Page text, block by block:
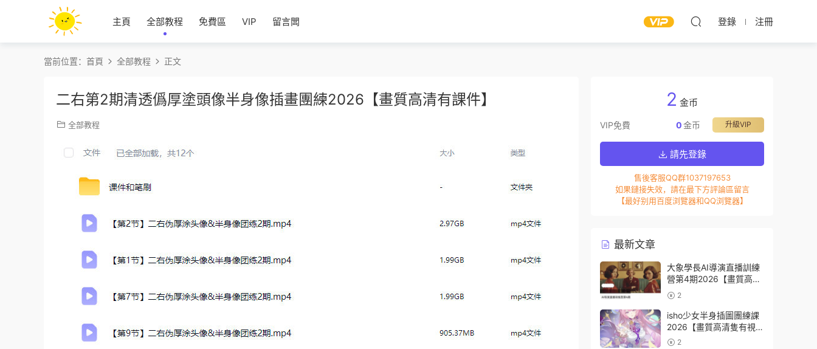
主頁 全部教程 免費區 VIP 留言闆 登錄 注冊
當前位置： 首頁 全部教程 正文
二右第2期清透僞厚塗頭像半身像插畫團練2026【畫質高清有課件】
全部教程
2 金币
VIP免費 升級VIP
0金币
請先登錄
售後客服QQ群1037197653
如果鏈接失效，請在最下方評論區留言
【最好别用百度浏覽器和QQ浏覽器】
最新文章
大象學長AI導演直播訓練
營第4期2026【畫質高清
有資料】
2
isho少女半身插圖團練課
2026【畫質高清隻有視
頻】
2